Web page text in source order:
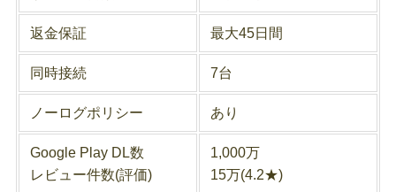
返金保証 最大45日間
同時接続 7台
ノーログポリシー あり
Google Play DL数
レビュー件数(評価)
1,000万
15万(4.2★)